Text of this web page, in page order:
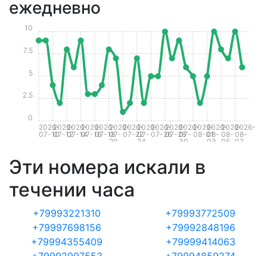
ежедневно
2026-
07-10
2026-
07-12
2026-
07-14
2026-
07-16
2026-
07-18
2026-
07-
20
2026-
07-22
2026-
07-
24
2026-
07-26
2026-
07-28
2026-
07-
30
2026-
08-01
2026-
08-
03
2026-
08-
05
2026-
08-
07
0
2.5
5
7.5
10
Эти номера искали в
течении часа
+79993221310
+79993772509
+79997698156
+79992848196
+79994355409
+79999414063